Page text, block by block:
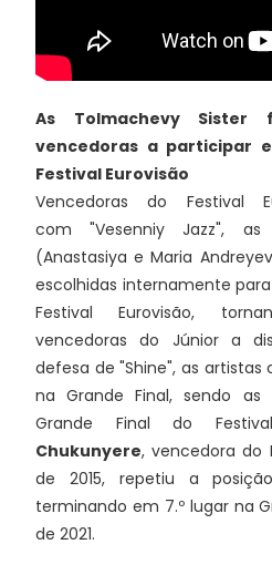
As Tolmachevy Sister
vencedoras a participar
Festival Eurovisão
Vencedoras do Festival
com "Vesenniy Jazz", as
(Anastasiya e Maria
escolhidas internamente
Festival Eurovisão,
vencedoras do Júnior a
defesa de "Shine", as artistas
na Grande Final, sendo
Grande Final do
Chukunyere, vencedora do
de 2015, repetiu a
terminando em 7.º lugar na
de 2021.